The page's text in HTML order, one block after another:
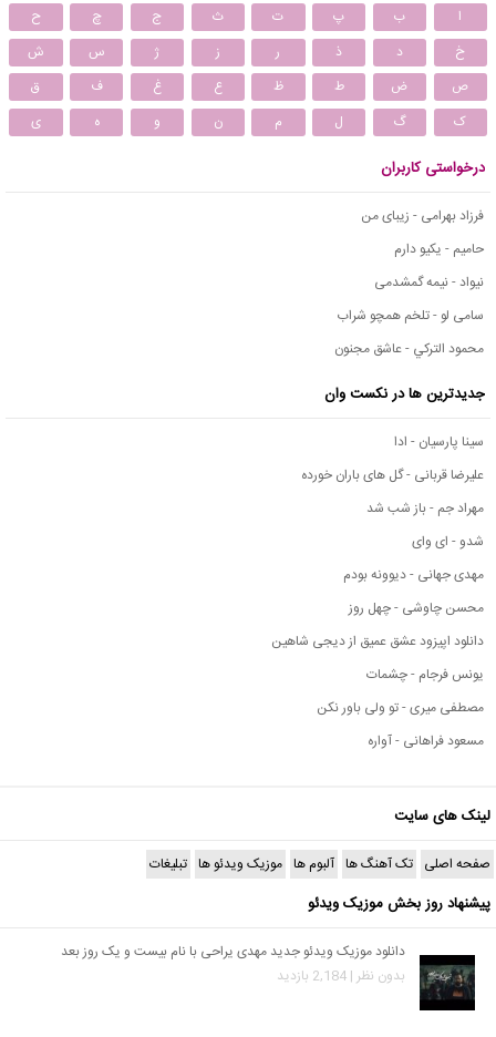
ا ب پ ت ث ج چ
ح
خ
د ذ ر ز ژ س
ش
ص
ض ط ظ ع غ ف
ق
ک
گ ل م ن و ه ی
درخواستی کاربران
فرزاد بهرامی - زیبای من
حامیم - یکیو دارم
نیواد - نیمه گمشدمی
سامی لو - تلخم همچو شراب
محمود التركي - عاشق مجنون
جدیدترین ها در نکست وان
سینا پارسیان - ادا
علیرضا قربانی - گل های باران خورده
مهراد جم - باز شب شد
شدو - ای وای
مهدی جهانی - دیوونه بودم
محسن چاوشی - چهل روز
دانلود اپیزود عشق عمیق از دیجی شاهین
یونس فرجام - چشمات
مصطفی میری - تو ولی باور نکن
مسعود فراهانی - آواره
لینک های سایت
صفحه اصلی تک آهنگ ها آلبوم ها موزیک ویدئو ها تبلیغات
پیشنهاد روز بخش موزیک ویدئو
دانلود موزیک ویدئو جدید مهدی یراحی با نام بیست و یک روز بعد
بدون نظر | 2,184 بازدید